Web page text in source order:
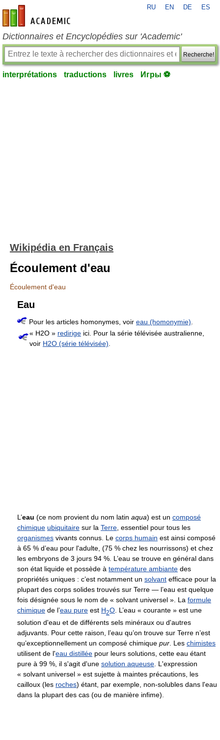
fr-academic.com
RU EN DE ES
Dictionnaires et Encyclopédies sur 'Academic'
Recherche!
interprétations traductions livres Игры ⚽
Wikipédia en Français
Écoulement d'eau
Écoulement d'eau
Eau
Pour les articles homonymes, voir eau (homonymie)
« H2O » redirige ici. Pour la série télévisée australienne,
voir H2O (série télévisée)
L’eau (ce nom provient du nom latin aqua) est un composé
chimique ubiquitaire sur la Terre , essentiel pour tous les
organismes vivants connus. Le corps humain est ainsi composé
à 65 % d’eau pour l'adulte, (75 % chez les nourrissons) et chez
les embryons de 3 jours 94 % . L’eau se trouve en général dans
son état liquide et possède à température ambiante des
propriétés uniques : c’est notamment un solvant efficace pour la
plupart des corps solides trouvés sur Terre — l’eau est quelque
fois désignée sous le nom de « solvant universel ». La formule
chimique de l’eau pure est H2O . L’eau « courante » est une
solution d'eau et de différents sels minéraux ou d'autres
adjuvants. Pour cette raison, l’eau qu’on trouve sur Terre n’est
qu’exceptionnellement un composé chimique pur . Les chimistes
utilisent de l'eau distillée pour leurs solutions, cette eau étant
pure à 99 % , il s'agit d'une solution aqueuse . L'expression
« solvant universel » est sujette à maintes précautions, les
cailloux (les roches) étant, par exemple, non-solubles dans l'eau
dans la plupart des cas (ou de manière infime).